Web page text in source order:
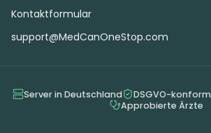
Kontaktformular
support@MedCanOneStop.com
Server in Deutschland DSGVO-konform
Approbierte Ärzte